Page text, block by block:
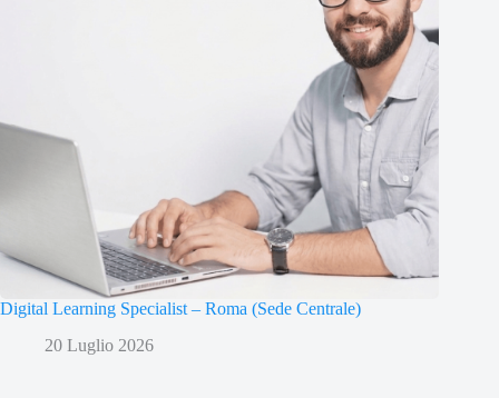
Digital Learning Specialist – Roma (Sede Centrale)
20 Luglio 2026